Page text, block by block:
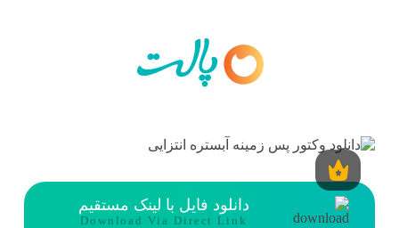
دانلود فایل با لینک مستقیم
Download Via Direct Link